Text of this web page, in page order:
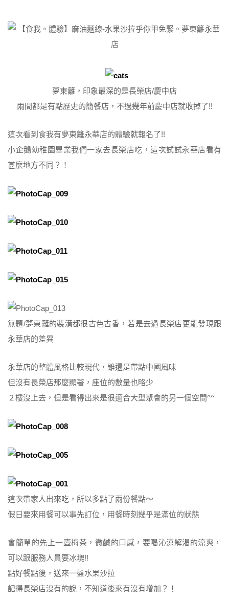
夢東籬，印象最深的是長榮店/慶中店
兩間都是有點歷史的簡餐店，不過幾年前慶中店就收掉了!!
這次看到食我有夢東籬永華店的體驗就報名了!!
小企鵝幼稚園畢業我們一家去長榮店吃，這次試試永華店看有
甚麼地方不同？！
無題/夢東籬的裝潢都很古色古香，若是去過長榮店更能發現跟
永華店的差異
永華店的整體風格比較現代，雖還是帶點中國風味
但沒有長榮店那麼顯著，座位的數量也略少
２樓沒上去，但是看得出來是很適合大型聚會的另一個空間^^
這次帶家人出來吃，所以多點了兩份餐點～
假日要來用餐可以事先訂位，用餐時刻幾乎是滿位的狀態
會簡單的先上一壺梅茶，微鹹的口感，要喝沁涼解渴的涼爽，
可以跟服務人員要冰塊!!
點好餐點後，送來一盤水果沙拉
記得長榮店沒有的說，不知道後來有沒有增加？！